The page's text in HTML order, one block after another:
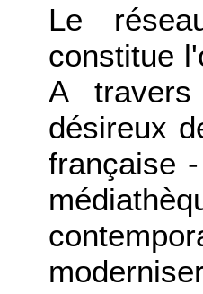
Le
constitue
A
désireux
française